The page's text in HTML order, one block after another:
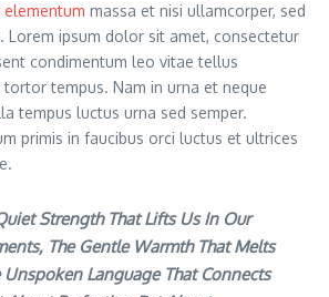
elementum massa et nisi ullamcorper, sed
Lorem ipsum dolor sit amet, consectetur
condimentum leo vitae tellus
tempus. Nam in urna et neque
tempus luctus urna sed semper.
primis in faucibus orci luctus et ultrices
Strength That Lifts Us In Our
The Gentle Warmth That Melts
Unspoken Language That Connects